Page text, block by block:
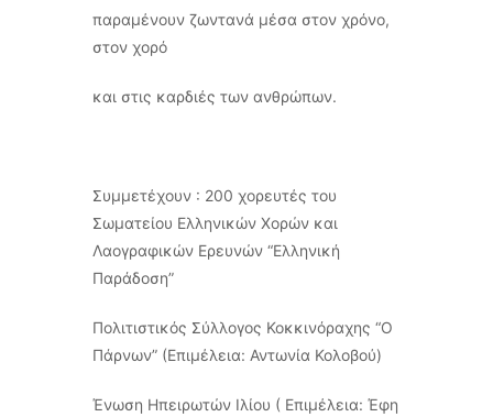
παραμένουν ζωντανά μέσα στον χρόνο,
στον χορό
και στις καρδιές των ανθρώπων.
Συμμετέχουν : 200 χορευτές του
Σωματείου Ελληνικών Χορών και
Λαογραφικών Ερευνών “Ελληνική
Παράδοση”
Πολιτιστικός Σύλλογος Κοκκινόραχης “Ο
Πάρνων” (Επιμέλεια: Αντωνία Κολοβού)
Ένωση Ηπειρωτών Ιλίου ( Επιμέλεια: Έφη